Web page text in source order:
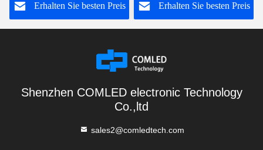
Erhalten Sie besten Preis Erhalten Sie besten Preis
Shenzhen COMLED electronic Technology
Co.,ltd
sales2@comledtech.com